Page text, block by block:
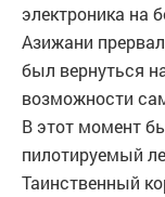
электроника на
Азижани
был вернуться
возможности
В этот момент
пилотируемый
Таинственный